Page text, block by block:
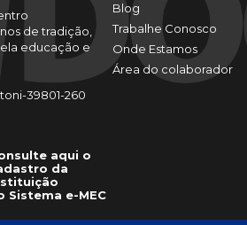
de tradição,
educação e
39801-260
Blog
Trabalhe Conosco
Onde Estamos
Área do colaborador
aqui o
da
Sistema e-MEC